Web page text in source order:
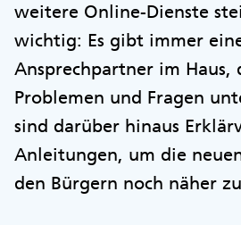
weitere Online-Dienste
wichtig: Es gibt immer
Ansprechpartner im Haus,
Problemen und Fragen
sind darüber hinaus
Anleitungen, um die
den Bürgern noch näher